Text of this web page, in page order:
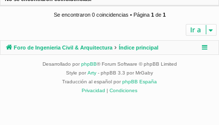
Se encontraron 0 coincidencias • Página 1de 1
Ir a
Foro de Ingenieria Civil & Arquitectura Índice principal
Desarrollado por phpBB® Forum Software © phpBB Limited
Style por Arty - phpBB 3.3 por MrGaby
Traducción al español por phpBB España
Privacidad | Condiciones